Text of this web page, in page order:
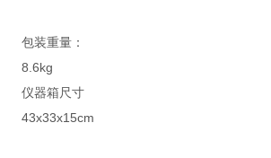
包装重量：
8.6kg
仪器箱尺寸
43x33x15cm